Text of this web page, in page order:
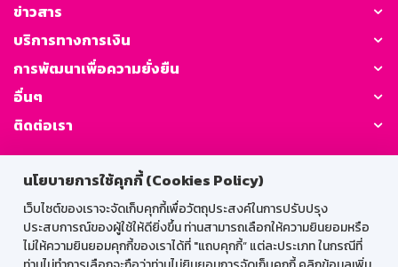
นโยบายการใช้คุกกี้ (Cookies Policy)
เว็บไซต์ของเราจะจัดเก็บคุกกี้เพื่อวัตถุประสงค์ในการปรับปรุง
ประสบการณ์ของผู้ใช้ให้ดียิ่งขึ้น ท่านสามารถเลือกให้ความยินยอมหรือ
ไม่ให้ความยินยอมคุกกี้ของเราได้ที่ "แถบคุกกี้” แต่ละประเภท ในกรณีที่
ข่าวสาร
บริการทางการเงิน
การพัฒนาเพื่อความยั่งยืน
อื่นๆ
ติดต่อเรา
GSB Society:
สำหรับพนักงาน